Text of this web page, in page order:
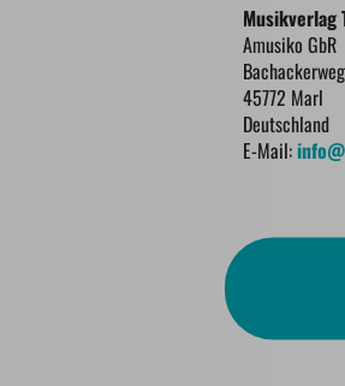
Musikverlag
Amusiko GbR
45772 Marl
Deutschland
E-Mail: